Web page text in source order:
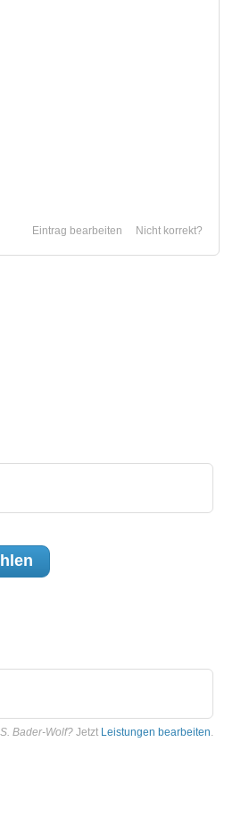
Nicht korrekt?
Eintrag bearbeiten
Bader-Wolf? Jetzt Leistungen bearbeiten.